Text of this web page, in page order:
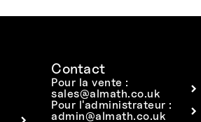
Contact
Pour la vente :
sales@almath.co.uk
Pour l'administrateur :
admin@almath.co.uk